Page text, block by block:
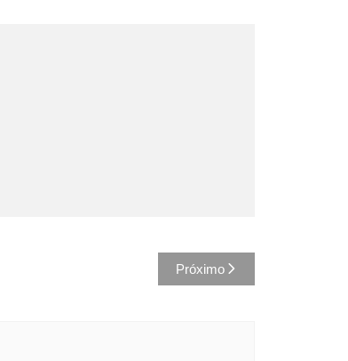
Próximo